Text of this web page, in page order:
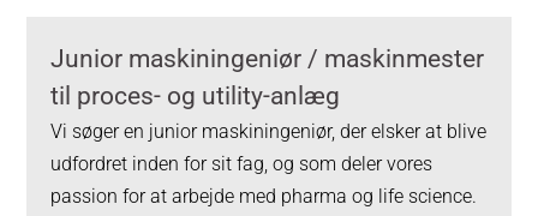
Junior maskiningeniør / maskinmester
til proces- og utility-anlæg
Vi søger en junior maskiningeniør, der elsker at blive
udfordret inden for sit fag, og som deler vores
passion for at arbejde med pharma og life science.